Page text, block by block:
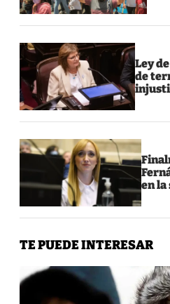
Ley
de
en la
TE PUEDE INTERESAR